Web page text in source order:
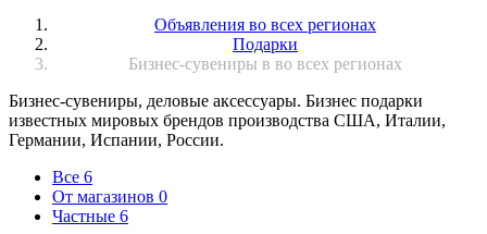
Объявления во всех регионах
Подарки
Бизнес-сувениры в во всех регионах
Бизнес-сувениры, деловые аксессуары. Бизнес подарки
известных мировых брендов производства США, Италии,
Германии, Испании, России.
Все 6
От магазинов 0
Частные 6